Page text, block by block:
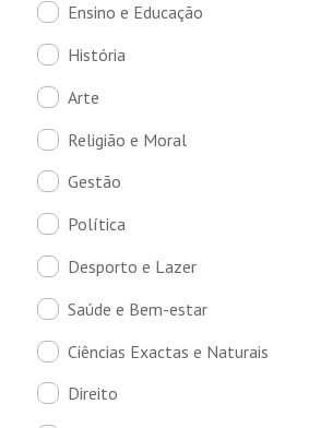
Ensino e Educação
História
Arte
Religião e Moral
Gestão
Política
Desporto e Lazer
Saúde e Bem-estar
Ciências Exactas e Naturais
Direito